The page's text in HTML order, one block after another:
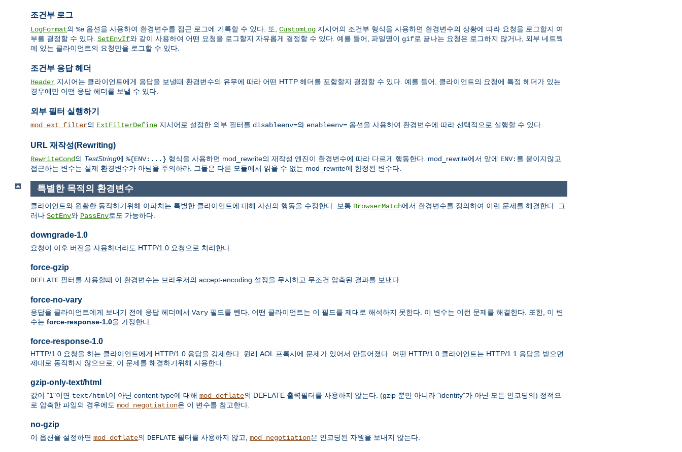
조건부 로그
LogFormat의 %e 옵션을 사용하여 환경변수를 접근 로그에 기록할 수 있다. 또, CustomLog 지시어의 조건부 형식을 사용하면 환경변수의 상황에 따라 요청을 로그할지 여
부를 결정할 수 있다. SetEnvIf와 같이 사용하여 어떤 요청을 로그할지 자유롭게 결정할 수 있다. 예를 들어, 파일명이 gif로 끝나는 요청은 로그하지 않거나, 외부 네트웍
에 있는 클라이언트의 요청만을 로그할 수 있다.
조건부 응답 헤더
Header 지시어는 클라이언트에게 응답을 보낼때 환경변수의 유무에 따라 어떤 HTTP 헤더를 포함할지 결정할 수 있다. 예를 들어, 클라이언트의 요청에 특정 헤더가 있는
경우에만 어떤 응답 헤더를 보낼 수 있다.
외부 필터 실행하기
mod_ext_filter의 ExtFilterDefine 지시어로 설정한 외부 필터를 disableenv=와 enableenv= 옵션을 사용하여 환경변수에 따라 선택적으로 실행할 수 있다.
URL 재작성(Rewriting)
RewriteCond의 TestString에 %{ENV:...} 형식을 사용하면 mod_rewrite의 재작성 엔진이 환경변수에 따라 다르게 행동한다. mod_rewrite에서 앞에 ENV: 를 붙이지않고
접근하는 변수는 실제 환경변수가 아님을 주의하라. 그들은 다른 모듈에서 읽을 수 없는 mod_rewrite에 한정된 변수다.
특별한 목적의 환경변수
클라이언트와 원활한 동작하기위해 아파치는 특별한 클라이언트에 대해 자신의 행동을 수정한다. 보통 BrowserMatch에서 환경변수를 정의하여 이런 문제를 해결한다. 그
러나 SetEnv와 PassEnv로도 가능하다.
downgrade-1.0
요청이 이후 버전을 사용하더라도 HTTP/1.0 요청으로 처리한다.
force-gzip
DEFLATE 필터를 사용할때 이 환경변수는 브라우저의 accept-encoding 설정을 무시하고 무조건 압축된 결과를 보낸다.
force-no-vary
응답을 클라이언트에게 보내기 전에 응답 헤더에서 Vary 필드를 뺀다. 어떤 클라이언트는 이 필드를 제대로 해석하지 못한다. 이 변수는 이런 문제를 해결한다. 또한, 이 변
수는 force-response-1.0을 가정한다.
force-response-1.0
HTTP/1.0 요청을 하는 클라이언트에게 HTTP/1.0 응답을 강제한다. 원래 AOL 프록시에 문제가 있어서 만들어졌다. 어떤 HTTP/1.0 클라이언트는 HTTP/1.1 응답을 받으면
제대로 동작하지 않으므로, 이 문제를 해결하기위해 사용한다.
gzip-only-text/html
값이 "1"이면 text/html이 아닌 content-type에 대해 mod_deflate의 DEFLATE 출력필터를 사용하지 않는다. (gzip 뿐만 아니라 "identity"가 아닌 모든 인코딩의) 정적으
로 압축한 파일의 경우에도 mod_negotiation은 이 변수를 참고한다.
no-gzip
이 옵션을 설정하면 mod_deflate의 DEFLATE 필터를 사용하지 않고, mod_negotiation은 인코딩된 자원을 보내지 않는다.